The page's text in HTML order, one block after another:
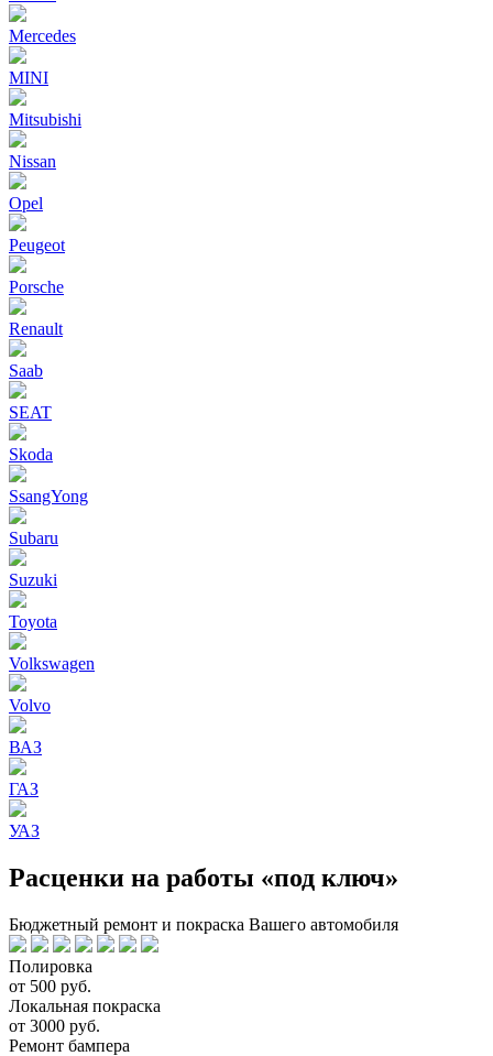
Mercedes
MINI
Mitsubishi
Nissan
Opel
Peugeot
Porsche
Renault
Saab
SEAT
Skoda
SsangYong
Subaru
Suzuki
Toyota
Volkswagen
Volvo
ВАЗ
ГАЗ
УАЗ
Расценки на работы «под ключ»
Бюджетный ремонт и покраска Вашего автомобиля
Полировка
от 500 руб.
Локальная покраска
от 3000 руб.
Ремонт бампера